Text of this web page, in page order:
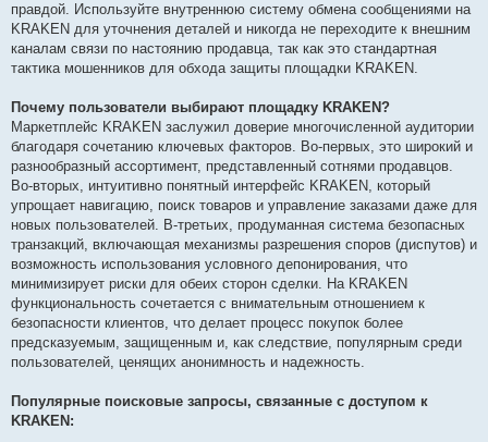
правдой. Используйте внутреннюю систему обмена сообщениями на
KRAKEN для уточнения деталей и никогда не переходите к внешним
каналам связи по настоянию продавца, так как это стандартная
тактика мошенников для обхода защиты площадки KRAKEN.
Почему пользователи выбирают площадку KRAKEN?
Маркетплейс KRAKEN заслужил доверие многочисленной аудитории
благодаря сочетанию ключевых факторов. Во-первых, это широкий и
разнообразный ассортимент, представленный сотнями продавцов.
Во-вторых, интуитивно понятный интерфейс KRAKEN, который
упрощает навигацию, поиск товаров и управление заказами даже для
новых пользователей. В-третьих, продуманная система безопасных
транзакций, включающая механизмы разрешения споров (диспутов) и
возможность использования условного депонирования, что
минимизирует риски для обеих сторон сделки. На KRAKEN
функциональность сочетается с внимательным отношением к
безопасности клиентов, что делает процесс покупок более
предсказуемым, защищенным и, как следствие, популярным среди
пользователей, ценящих анонимность и надежность.
Популярные поисковые запросы, связанные с доступом к
KRAKEN: